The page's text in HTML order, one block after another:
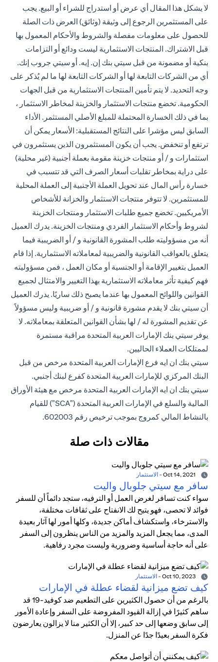
لا يشكل هذا المقال أي عرض أو استدراج للشراء أو البيع. يجب
على المستثمرين الرجوع إلى وثيقة (وثائق) العرض ذات الصلة
للحصول على معلومات مفصلة والشروط والأحكام المعمول بها
قبل الاشتراك. المنتجات الاستثمارية ليست ودائع أو التزامات
بنكية أو مضمونة من قبل سيتي بنك إن. إيه. أو سيتي جروب إنك.
أي من الشركات التابعة لها أو الشركات التابعة لها ما لم يُذكر على
وجه التحديد. لا يتم تأمين المنتجات الاستثمارية من قبل الجهات
الحكومية. تخضع منتجات الاستثمار والخزينة لمخاطر الاستثمار ،
بما في ذلك الخسارة المحتملة للمبلغ الأصلي المستثمر. الأداء
السابق ليس مؤشرا على النتائج المستقبلية: الأسعار يمكن أن
ترتفع أو تنخفض. يجب أن يكون المستثمرون الذين يستثمرون في
استثمارات و / أو منتجات خزينة مقومة بعملة أجنبية (غير محلية)
على دراية بمخاطر تقلبات أسعار الصرف التي قد تتسبب في
خسارة رأس المال عند تحويل العملة الأجنبية إلى العملة المحلية
للمستثمرين. لا تتوفر منتجات الاستثمار والخزانة للأشخاص
الأمريكيين. تخضع جميع طلبات الاستثمار ومنتجات الخزينة
لشروط وأحكام الاستثمار الفردي ومنتجات الخزينة. يدرك العميل
أنه من مسؤوليته طلب المشورة القانونية و / أو الضريبية فيما
يتعلق بالعواقب القانونية والضريبية لمعاملاته الاستثمارية. إذا قام
العميل بتغيير الإقامة أو الجنسية أو مكان العمل ، فمن مسؤوليته
فهم كيفية تأثر معاملاته الاستثمارية بهذا التغيير والامتثال لجميع
القوانين واللوائح المعمول بها عندما يصبح ذلك ساريًا. يدرك العميل
أن سيتي بنك لا يقدم مشورة قانونية و / أو ضريبية وليس مسؤولاً
عن تقديم المشورة له / لها بشأن القوانين المتعلقة بمعاملاته. لا
يوفر سيتي بنك الإمارات العربية المتحدة مراقبة مستمرة
لممتلكات العملاء الحاليين.
سيتي بنك ان ايه فرع الإمارات العربية المتحدة مرخص من قبل
البنك المركزي للإمارات العربية المتحدة كفرع لبنك أجنبي.
سيتي بنك ان ايه الإمارات العربية المتحدة مرخص مع هيئة الأوراق
المالية والسلع في الإمارات العربية المتحدة ("SCA") للقيام
بالنشاط المالي كمروج بموجب ترخيص رقم 602003.
مقالات ذات صلة
- الاستثمار
سافر مع سيتي جلوبال واليت
سواء كنت تسافر لغرض العمل أو الترفيه، ستجد دائماً أن للسفر
فوائد لا تحصى، فهو يتيح لك الانفتاح على ثقافات مختلفة،
والاسترخاء، واستكشاف أماكن جديدة، وكلها أمور لها آثار بعيدة
المدى، مما يجعل المزيد والمزيد من الناس ينظرون إلى السفر
على أنه حاجة أساسية وضرورية وليست مجرد رفاهية.
- الاستثمار
كيف تضع ميزانية لقضاء عطلة في الإمارات
بالرغم من أن حصول الكثيرين على التطعيم ضد كوفيد-19 قد
ساهم كثيرًا في إزالة القيود المفروضة على السفر وإعادة الأمور
إلى سابق وضعها إلى حد كبير، إلا أن الكثير منا لا يزالون يعارضون
فكرة السفر بعيدًا جدًا عن المنزل.